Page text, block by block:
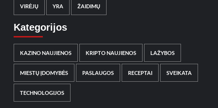
VIRĖJŲ YRA ŽAIDIMŲ
Kategorijos
KAZINO NAUJIENOS KRIPTO NAUJIENOS LAŽYBOS
MIESTŲ ĮDOMYBĖS PASLAUGOS RECEPTAI SVEIKATA
TECHNOLOGIJOS